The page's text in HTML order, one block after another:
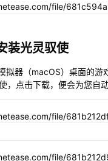
装光灵驭使
拟器（macOS）桌面的游
，点击下载，便会为您自动